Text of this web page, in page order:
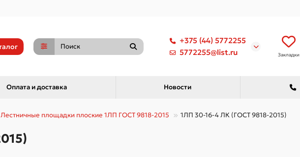
+375 (44) 5772255
5772255@list.ru
Закладки
Оплата и доставка Новости
Лестничные площадки плоские 1ЛП ГОСТ 9818-2015 1ЛП 30-16-4 ЛК (ГОСТ 9818-2015)